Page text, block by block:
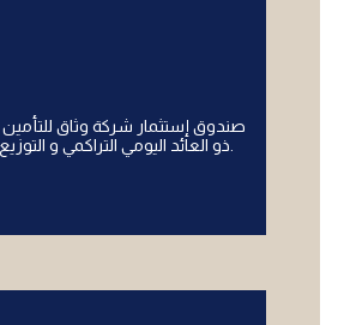
صندوق إستثمار شركة وثاق للتأمين